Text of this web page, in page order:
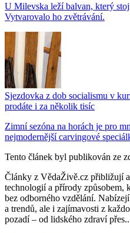
U Milevska leží balvan, který
Vytvarovalo ho zvětrávání.
Sjezdovka z dob socialismu v
prodáte i za několik tisíc
Zimní sezóna na horách je pro
nejmodernější carvingové
Tento článek byl publikován ze
Články z VědaŽivě.cz přibližují
technologií a přírody způsobem,
bez odborného vzdělání.
a trendů, ale i zajímavosti z
pozadí – od lidského zdraví